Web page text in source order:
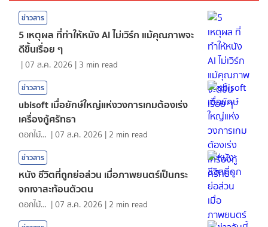
ข่าวสาร
5 เหตุผล ที่ทำให้หนัง AI ไม่เวิร์ก แม้คุณภาพจะ
ดีขึ้นเรื่อย ๆ
|07 ส.ค. 2026 | 3 min read
ข่าวสาร
ubisoft เมื่อยักษ์ใหญ่แห่งวงการเกมต้องเร่ง
เครื่องกู้ศรัทธา
ดอกไม้กับสายน้ำ |07 ส.ค. 2026 | 2 min read
ข่าวสาร
หนัง ชีวิตที่ถูกย่อส่วน เมื่อภาพยนตร์เป็นกระ
จกเงาสะท้อนตัวตน
ดอกไม้กับสายน้ำ |07 ส.ค. 2026 | 2 min read